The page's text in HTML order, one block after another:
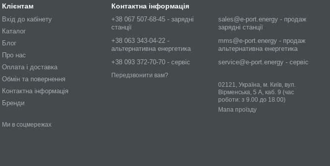
Клієнтам
Вхід до кабінету
Каталог
Блог
Про нас
Оплата і доставка
Обмін та повернення
Контактна інформація
Бренди
Ми в соцмережах
Контактна інформація
+38 067 507-68-45 - зарядні
станції
+38 063 343-04-22 -
альтернативна енергетика
+38 093 372-70-70 - сервіс
Передзвонити вам?
sales@e-port.energy - продаж
зарядні станції
mms@e-port.energy - продаж
альтернативна енергетика
service@e-port.energy - сервіс
02121, Україна, м. Київ, вул.
Вірменська, 5 А, каб. 9 (час
роботи: з 9.00 до 18.00)
Мапа проїзду